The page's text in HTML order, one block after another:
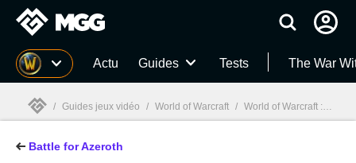
MGG Actu Guides Tests The War
MGG
/ Guides jeux vidéo / World of Warcraft / World of Warcraft : Battle for Azeroth
Battle for Azeroth